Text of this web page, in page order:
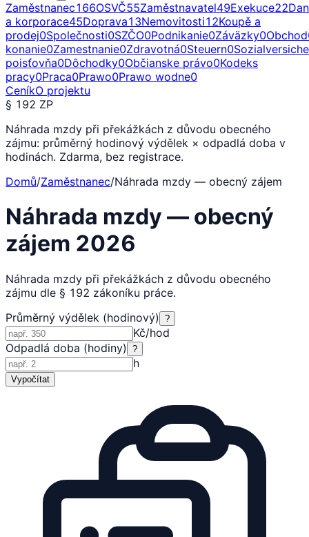
Zaměstnanec166OSVČ55Zaměstnavatel49Exekuce22
a korporace45Doprava13Nemovitosti12Koupě a
prodej0Společnosti0SZČO0Podnikanie0Záväzky0Obchod
konanie0Zamestnanie0Zdravotná0Steuern0
poisťovňa0Dôchodky0Občianske právo0Kodeks
pracy0Praca0Prawo0Prawo wodne0
CeníkO projektu
§ 192 ZP
Náhrada mzdy při překážkách z důvodu obecného
zájmu: průměrný hodinový výdělek × odpadlá doba v
hodinách. Zdarma, bez registrace.
Domů/Zaměstnanec/Náhrada mzdy — obecný zájem
Náhrada mzdy — obecný
zájem 2026
Náhrada mzdy při překážkách z důvodu obecného
zájmu dle § 192 zákoníku práce.
Průměrný výdělek (hodinový)
?
Kč/hod
Odpadlá doba (hodiny)
?
h
Vypočítat